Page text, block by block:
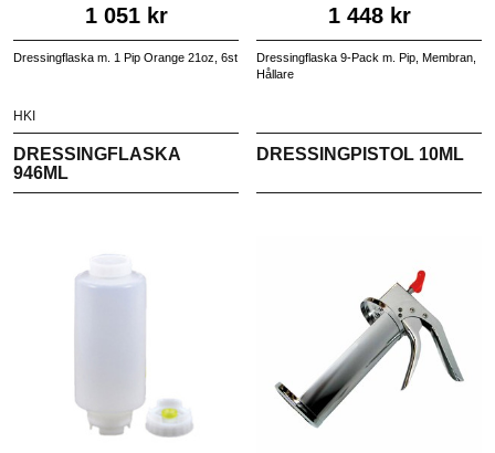
1 051 kr
Dressingflaska m. 1 Pip Orange 21oz, 6st
1 448 kr
Dressingflaska 9-Pack m. Pip, Membran,
Hållare
HKI
DRESSINGFLASKA
946ML
DRESSINGPISTOL 10ML